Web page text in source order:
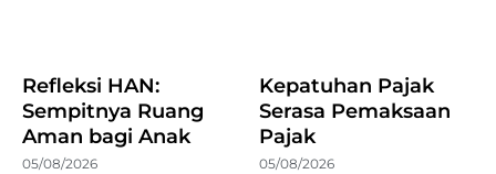
Refleksi HAN:
Sempitnya Ruang
Aman bagi Anak
05/08/2026
Kepatuhan Pajak
Serasa Pemaksaan
Pajak
05/08/2026